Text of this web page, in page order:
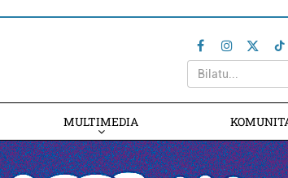
MULTIMEDIA